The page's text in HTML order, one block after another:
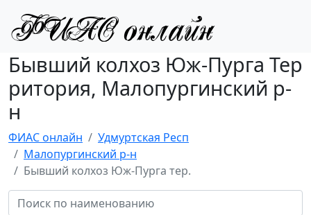
Бывший колхоз Юж-Пурга Тер
ритория, Малопургинский р-
н
ФИАС онлайн
Удмуртская Респ
Малопургинский р-н
Бывший колхоз Юж-Пурга тер.